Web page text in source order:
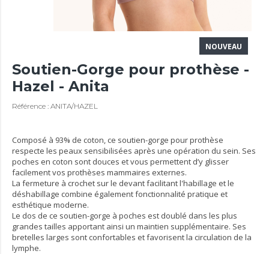
NOUVEAU
Soutien-Gorge pour prothèse -
Hazel - Anita
Référence : ANITA/HAZEL
Composé à 93% de coton, ce soutien-gorge pour prothèse
respecte les peaux sensibilisées après une opération du sein. Ses
poches en coton sont douces et vous permettent d’y glisser
facilement vos prothèses mammaires externes.
La fermeture à crochet sur le devant facilitant l'habillage et le
déshabillage combine également fonctionnalité pratique et
esthétique moderne.
Le dos de ce soutien-gorge à poches est doublé dans les plus
grandes tailles apportant ainsi un maintien supplémentaire. Ses
bretelles larges sont confortables et favorisent la circulation de la
lymphe.